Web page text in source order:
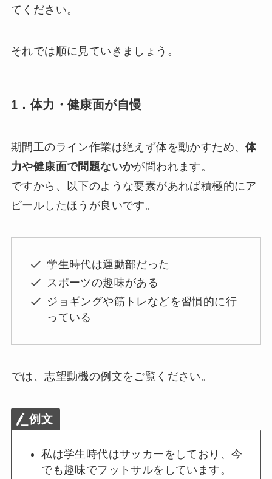
てください。
それでは順に見ていきましょう。
1．体力・健康面が自慢
期間工のライン作業は絶えず体を動かすため、体
力や健康面で問題ないかが問われます。
ですから、以下のような要素があれば積極的にア
ピールしたほうが良いです。
学生時代は運動部だった
スポーツの趣味がある
ジョギングや筋トレなどを習慣的に行
っている
では、志望動機の例文をご覧ください。
例文
私は学生時代はサッカーをしており、今
でも趣味でフットサルをしています。